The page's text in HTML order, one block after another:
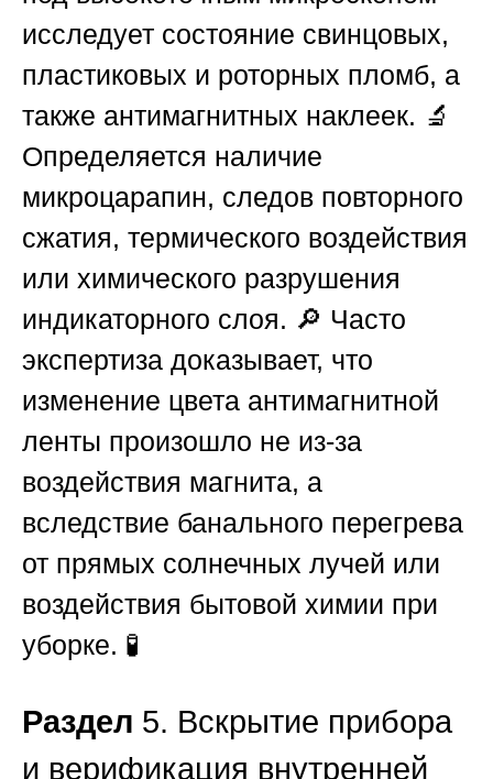
исследует состояние свинцовых,
пластиковых и роторных пломб, а
также антимагнитных наклеек. 🔬
Определяется наличие
микроцарапин, следов повторного
сжатия, термического воздействия
или химического разрушения
индикаторного слоя. 🔎 Часто
экспертиза доказывает, что
изменение цвета антимагнитной
ленты произошло не из-за
воздействия магнита, а
вследствие банального перегрева
от прямых солнечных лучей или
воздействия бытовой химии при
уборке. 🧪
Раздел 5. Вскрытие прибора
и верификация внутренней